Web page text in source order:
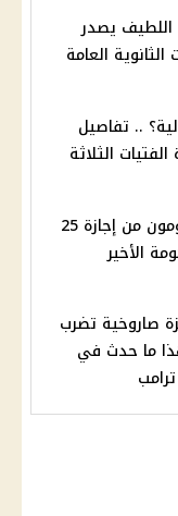
يصدر
العامة
.. تفاصيل
الثلاثة
بأمر القانون.. هؤلاء محرومون من إجازة 25
الأخير
صاروخية تضرب
ما حدث في